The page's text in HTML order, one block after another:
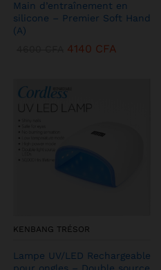
Main d’entraînement en
silicone – Premier Soft Hand
(A)
4140 CFA
KENBANG TRÉSOR
Lampe UV/LED Rechargeable